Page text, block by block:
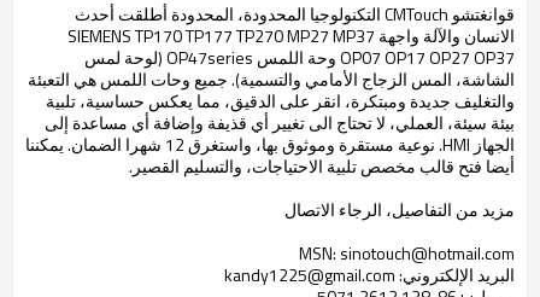
قوانغتشو CMTouch التكنولوجيا المحدودة، المحدودة أطلقت أحدث
الانسان والآلة واجهة SIEMENS TP170 TP177 TP270 MP27 MP37
OP07 OP17 OP27 OP37 وحة اللمس OP47series (لوحة لمس
الشاشة، المس الزجاج الأمامي والتسمية).جميع وحات اللمس هي التعبئة
والتغليف جديدة ومبتكرة، انقر على الدقيق، مما يعكس حساسية، تلبية
بيئة سيئة، العملي، لا تحتاج الى تغيير أي قذيفة وإضافة أي مساعدة إلى
الجهاز HMI.
نوعية مستقرة وموثوق بها، واستغرق 12 شهرا الضمان.
يمكننا
أيضا فتح قالب مخصص تلبية الاحتياجات، والتسليم القصير.
مزيد من التفاصيل، الرجاء الاتصال
MSN: sinotouch@hotmail.com
البريد الإلكتروني: kandy1225@gmail.com